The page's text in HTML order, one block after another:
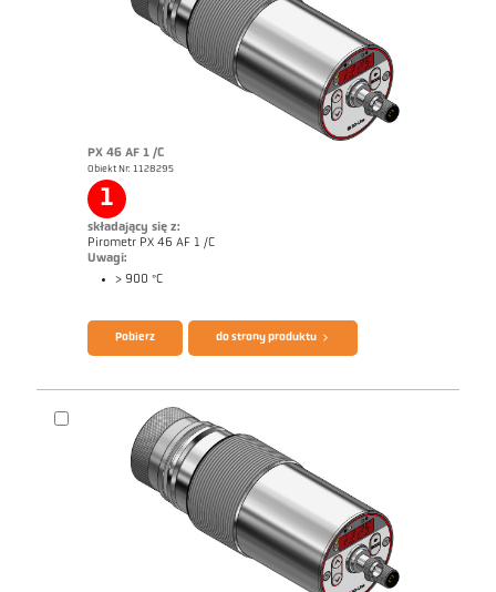
PX 46 AF 1 /C
Obiekt Nr: 1128295
1
składający się z:
Pirometr PX 46 AF 1 /C
Uwagi:
> 900 °C
Broszura CellaTemp PX
Pobierz do strony produktu